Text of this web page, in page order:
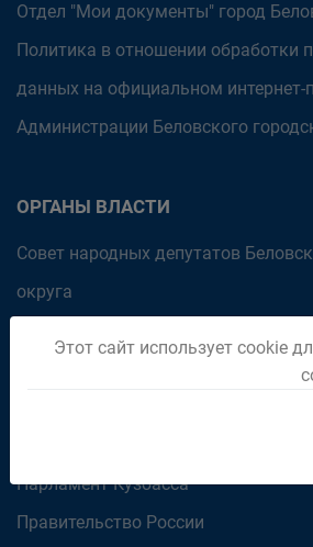
Отдел "Мои документы" город
Политика в отношении обработки
данных на официальном интернет-
Администрации Беловского
ОРГАНЫ ВЛАСТИ
Совет народных депутатов
округа
Портал органов государственной
Парламент Кузбасса
Правительство России
Этот сайт использует cookie